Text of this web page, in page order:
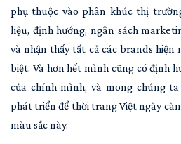
phụ thuộc vào phân khúc thị
liệu, định hướng, ngân sách
và nhận thấy tất cả các brands hiện
biệt. Và hơn hết mình cũng có định
của chính mình, và mong chúng
phát triển để thời trang Việt ngày
màu sắc này.